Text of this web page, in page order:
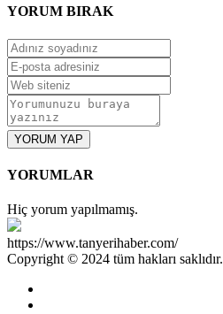
YORUM BIRAK
YORUM YAP
YORUMLAR
Hiç yorum yapılmamış.
https://www.tanyerihaber.com/
Copyright © 2024 tüm hakları saklıdır.